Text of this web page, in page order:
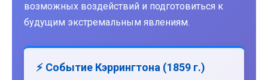
возможных воздействий и подготовиться к
будущим экстремальным явлениям.
⚡ Событие Кэррингтона (1859 г.)